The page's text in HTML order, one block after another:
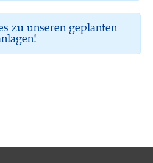
zu unseren geplanten